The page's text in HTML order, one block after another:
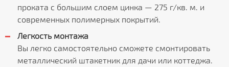
проката с большим слоем цинка — 275 г/кв. м. и
современных полимерных покрытий.
Легкость монтажа
Вы легко самостоятельно сможете смонтировать
металлический штакетник для дачи или коттеджа.